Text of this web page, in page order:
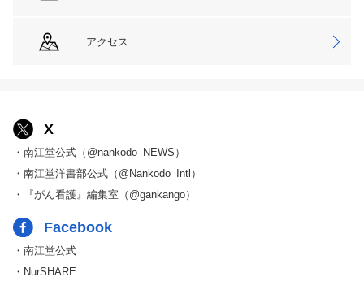
アクセス
X
・南江堂公式（@nankodo_NEWS）
・南江堂洋書部公式（@Nankodo_Intl）
・『がん看護』編集室（@gankango）
Facebook
・南江堂公式
・NurSHARE